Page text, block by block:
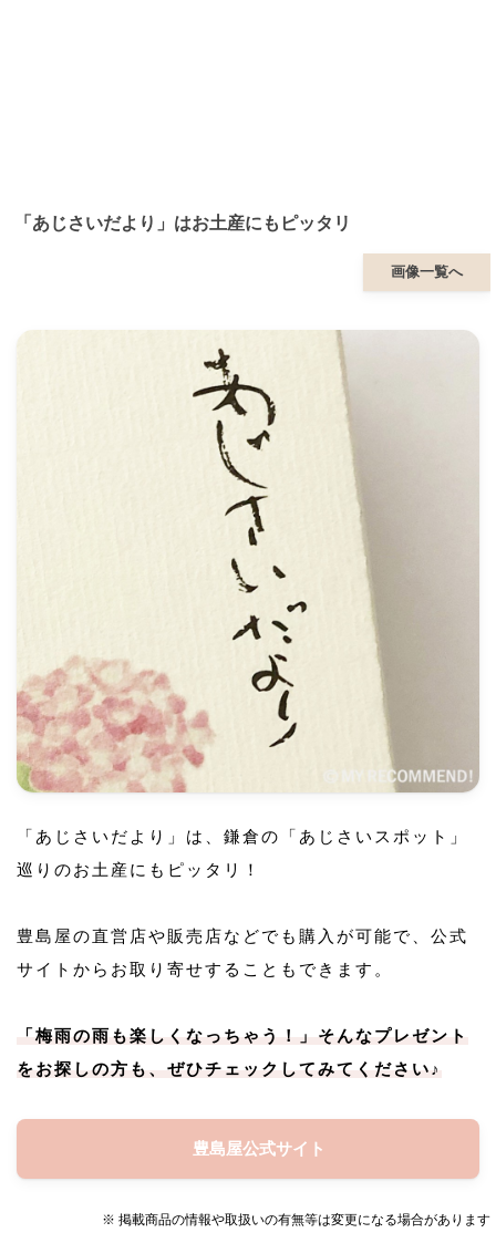
「あじさいだより」はお土産にもピッタリ
画像一覧へ
「あじさいだより」は、鎌倉の「あじさいスポット」
巡りのお土産にもピッタリ！
豊島屋の直営店や販売店などでも購入が可能で、公式
サイトからお取り寄せすることもできます。
「梅雨の雨も楽しくなっちゃう！」そんなプレゼント
をお探しの方も、ぜひチェックしてみてください♪
豊島屋公式サイト
※ 掲載商品の情報や取扱いの有無等は変更になる場合があります